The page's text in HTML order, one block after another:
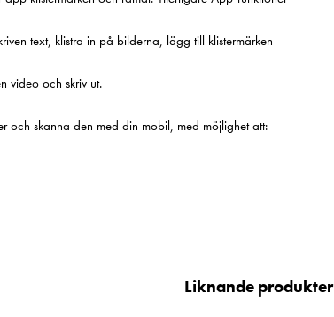
text, klistra in på bilderna, lägg till klistermärken
video och skriv ut.
skanna den med din mobil, med möjlighet att:
Liknande produkter